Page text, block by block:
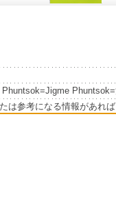
は参考になる情報があれ